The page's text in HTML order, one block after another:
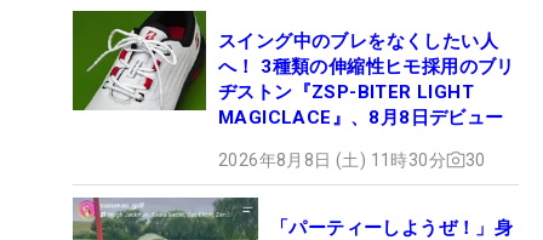
スイング中のブレをなくしたい人
へ！ 3種類の伸縮性ヒモ採用のブリ
ヂストン『ZSP-BITER LIGHT
MAGICLACE』、8月8日デビュー
2026年8月8日 (土) 11時30分 30
「パーティーしようぜ！」身